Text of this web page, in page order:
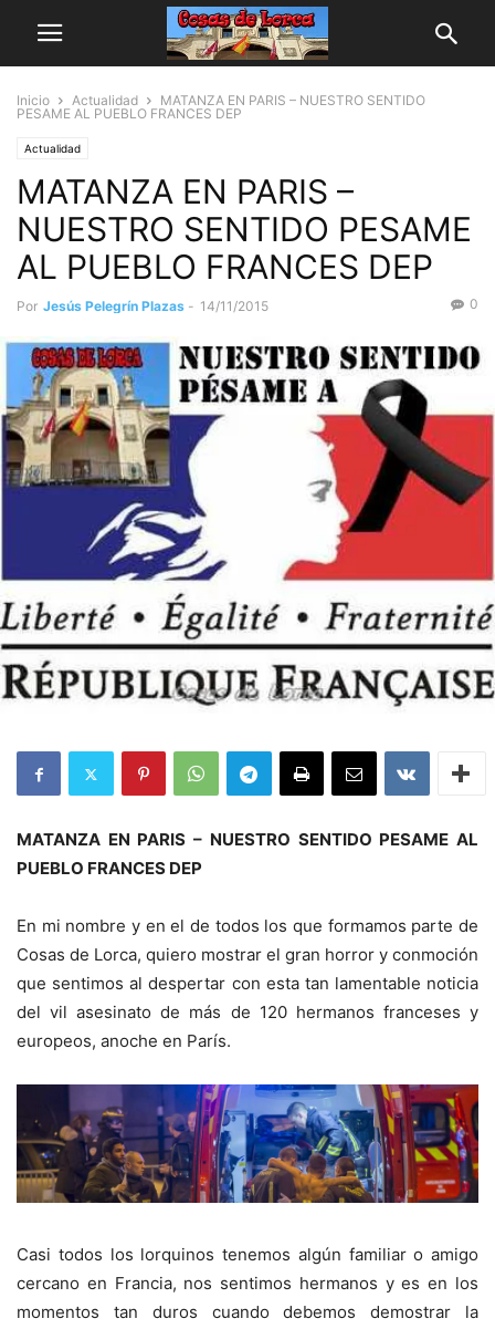
Inicio Actualidad
MATANZA EN PARIS – NUESTRO SENTIDO
PESAME AL PUEBLO FRANCES DEP
Actualidad
MATANZA EN PARIS –
NUESTRO SENTIDO PESAME
AL PUEBLO FRANCES DEP
Por Jesús Pelegrín Plazas - 14/11/2015 0
MATANZA EN PARIS – NUESTRO SENTIDO PESAME AL
PUEBLO FRANCES DEP
En mi nombre y en el de todos los que formamos parte de
Cosas de Lorca, quiero mostrar el gran horror y conmoción
que sentimos al despertar con esta tan lamentable noticia
del vil asesinato de más de 120 hermanos franceses y
europeos, anoche en París.
Casi todos los lorquinos tenemos algún familiar o amigo
cercano en Francia, nos sentimos hermanos y es en los
momentos tan duros cuando debemos demostrar la